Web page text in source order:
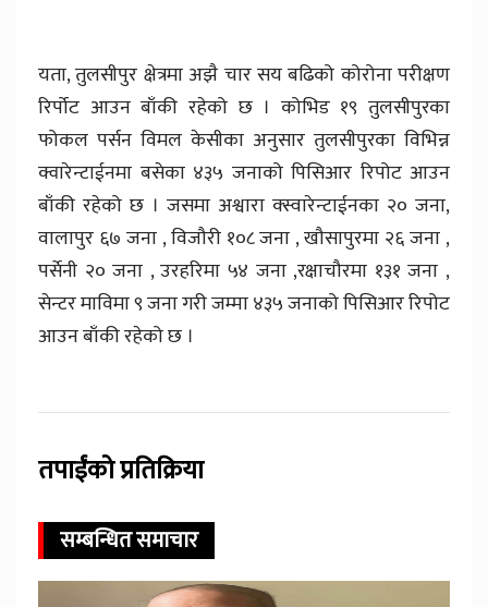
यता, तुलसीपुर क्षेत्रमा अझै चार सय बढिको कोरोना परीक्षण
रिर्पोट आउन बाँकी रहेको छ । कोभिड १९ तुलसीपुरका
फोकल पर्सन विमल केसीका अनुसार तुलसीपुरका विभिन्न
क्वारेन्टाईनमा बसेका ४३५ जनाको पिसिआर रिपोट आउन
बाँकी रहेको छ । जसमा अश्वारा क्स्वारेन्टाईनका २० जना,
वालापुर ६७ जना , विजौरी १०८ जना , खौसापुरमा २६ जना ,
पर्सेनी २० जना , उरहरिमा ५४ जना ,रक्षाचौरमा १३१ जना ,
सेन्टर माविमा ९ जना गरी जम्मा ४३५ जनाको पिसिआर रिपोट
आउन बाँकी रहेको छ ।
तपाईंको प्रतिक्रिया
सम्बन्धित समाचार